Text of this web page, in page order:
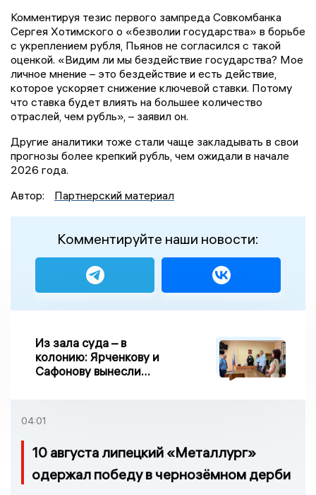
Комментируя тезис первого зампреда Совкомбанка
Сергея Хотимского о «безволии государства» в борьбе
с укреплением рубля, Пьянов не согласился с такой
оценкой. «Видим ли мы бездействие государства? Мое
личное мнение – это бездействие и есть действие,
которое ускоряет снижение ключевой ставки. Потому
что ставка будет влиять на большее количество
отраслей, чем рубль», – заявил он.
Другие аналитики тоже стали чаще закладывать в свои
прогнозы более крепкий рубль, чем ожидали в начале
2026 года.
Автор:
Партнерский материал
Комментируйте наши новости:
Из зала суда – в
колонию: Ярченкову и
Сафонову вынесли
04:01
10 августа липецкий «Металлург»
одержал победу в чернозёмном дерби